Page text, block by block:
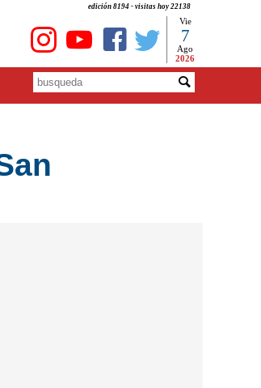
edición 8194 - visitas hoy 22138
Vie
7
Ago
2026